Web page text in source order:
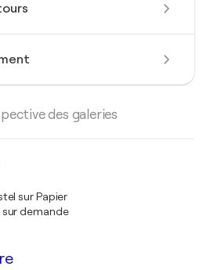
des galeries
sur Papier
demande